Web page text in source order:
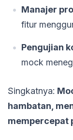
Manajer
fitur
Pengujian
mock
Singkatnya:
hambatan,
mempercepat